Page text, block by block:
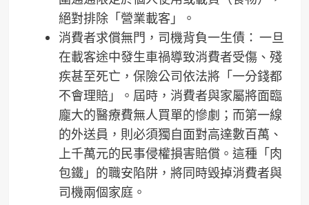
絕對排除「營業載客」。
消費者求償無門，司機背負一生債： 一旦
在載客途中發生車禍導致消費者受傷、殘
疾甚至死亡，保險公司依法將「一分錢都
不會理賠」。屆時，消費者與家屬將面臨
龐大的醫療費無人買單的慘劇；而第一線
的外送員，則必須獨自面對高達數百萬、
上千萬元的民事侵權損害賠償。這種「肉
包鐵」的職安陷阱，將同時毀掉消費者與
司機兩個家庭。